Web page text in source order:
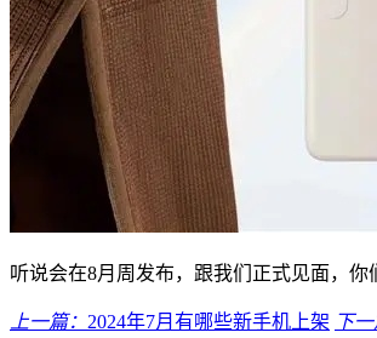
听说会在8月周发布，跟我们正式见面，你
上一篇： 2024年7月有哪些新手机上架 下一